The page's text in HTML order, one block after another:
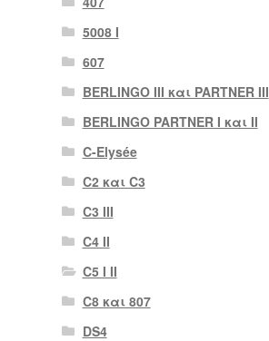
5008 Ι
607
BERLINGO III και PARTNER III
BERLINGO PARTNER I και II
C-Elysée
C2 και C3
C3 III
C4 II
C5 I II
C8 και 807
DS4